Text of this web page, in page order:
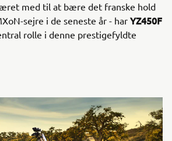
med til at bære det franske hold
sejre i de seneste år - har YZ450F
rolle i denne prestigefyldte